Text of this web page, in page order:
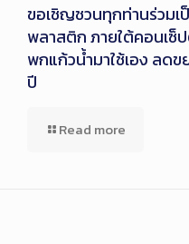
ขอเชิญชวนทุกท่านร่วมเ
พลาสติก ภายใต้คอนเซ็
พกแก้วน้ำมาใช้เอง ลด
ปี
Read more